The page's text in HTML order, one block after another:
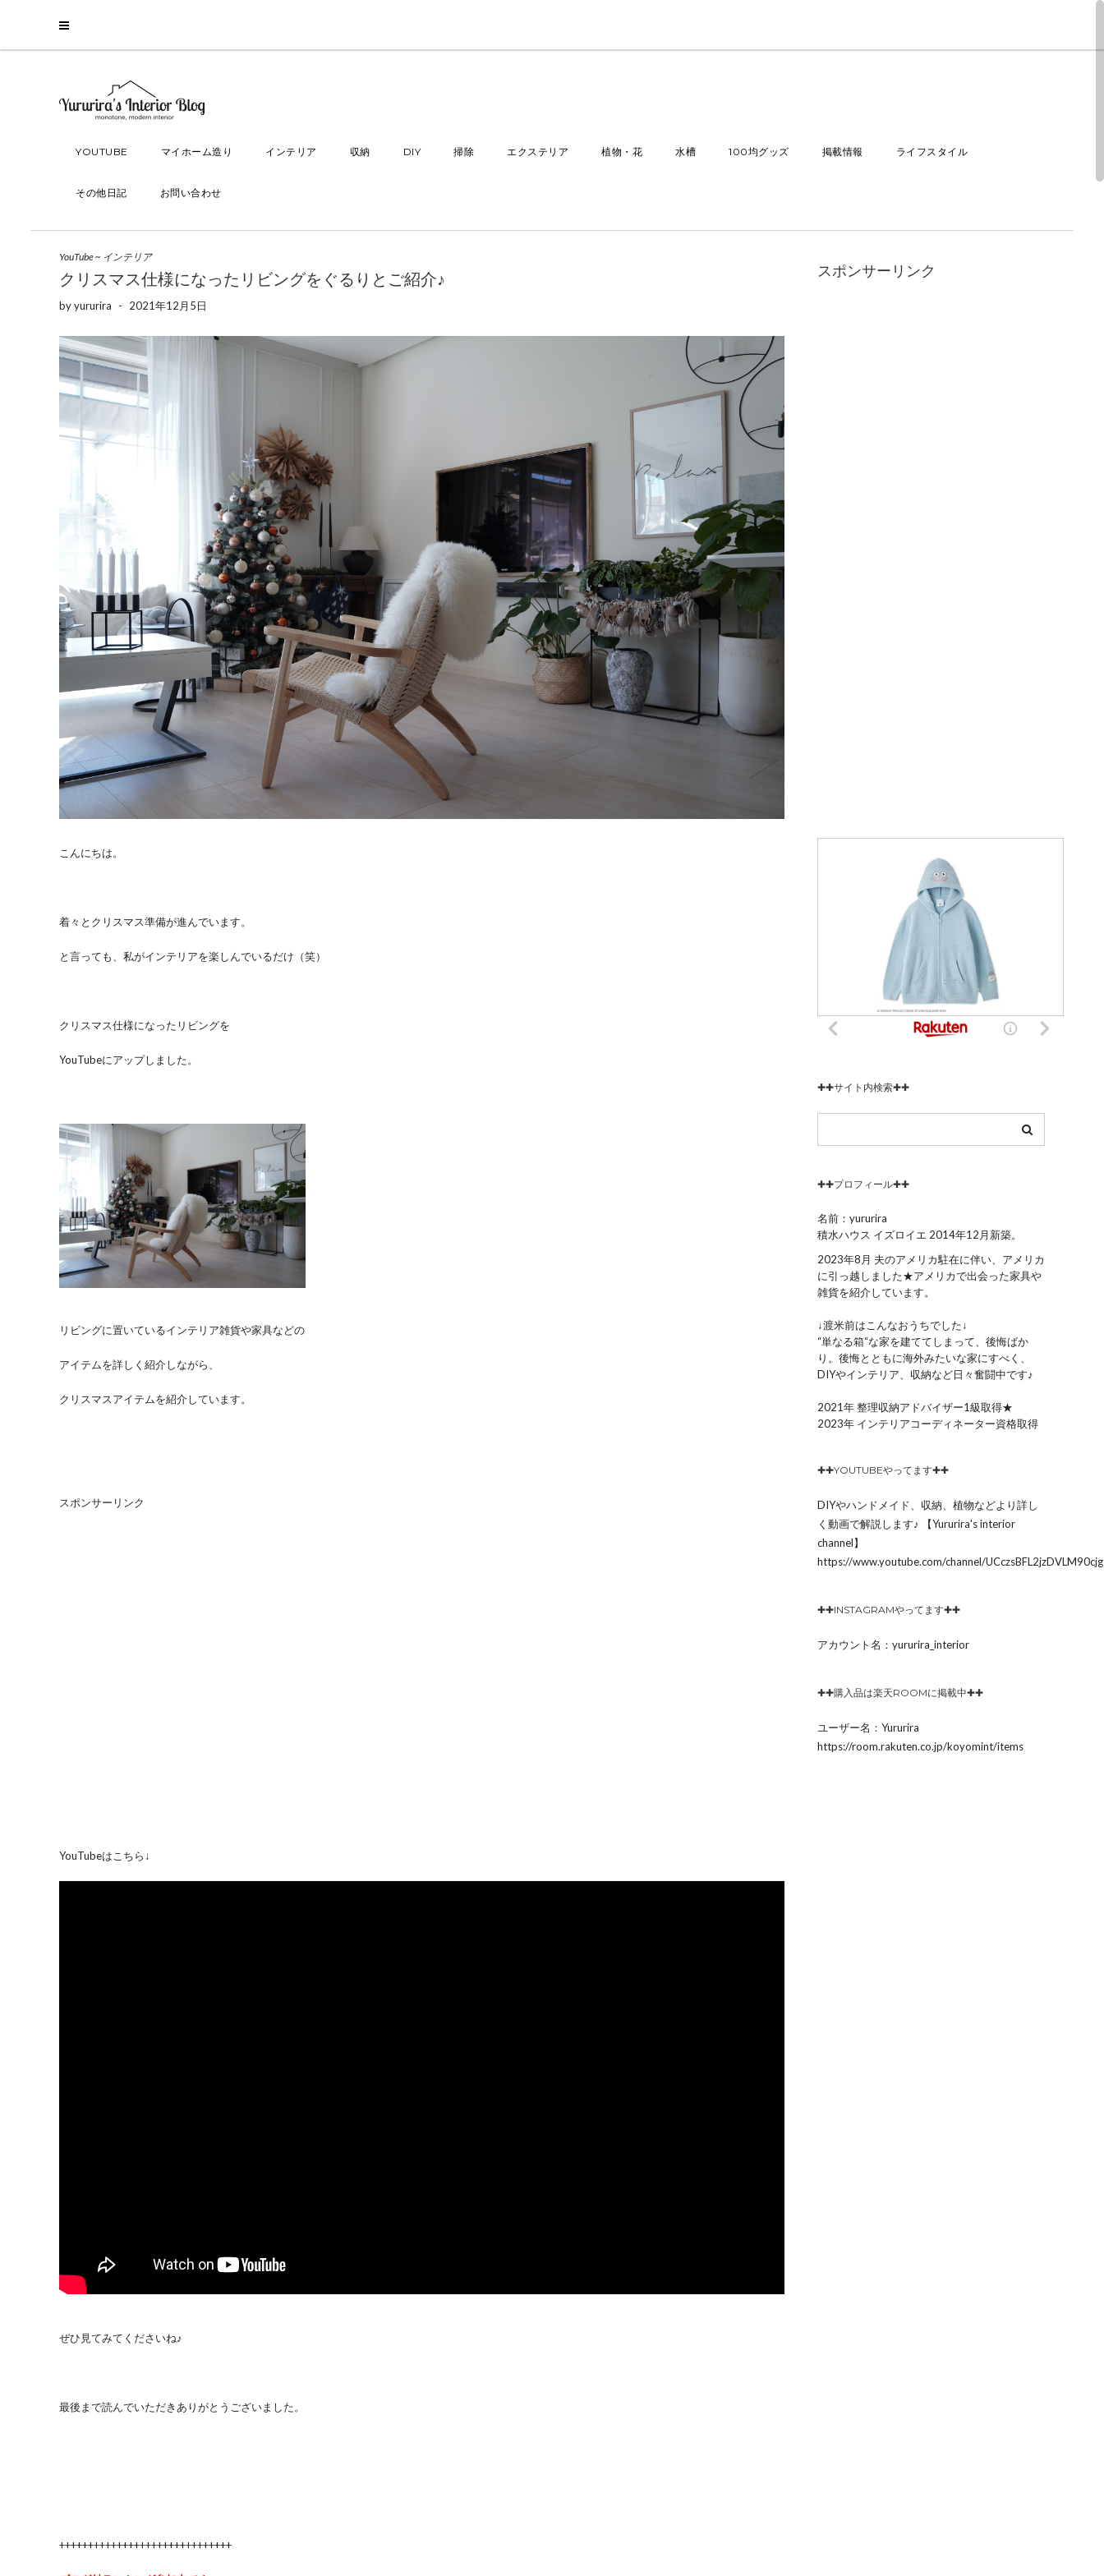
YOUTUBE マイホーム造り インテリア 収納 DIY 掃除 エクステリア 植物・花 水槽 100均グッズ 掲載情報 ライフスタイル
その他日記 お問い合わせ
YouTube~ インテリア
クリスマス仕様になったリビングをぐるりとご紹介♪
byyururira - 2021年12月5日
こんにちは。
着々とクリスマス準備が進んでいます。
と言っても、私がインテリアを楽しんでいるだけ（笑）
クリスマス仕様になったリビングを
YouTubeにアップしました。
リビングに置いているインテリア雑貨や家具などの
アイテムを詳しく紹介しながら、
クリスマスアイテムを紹介しています。
スポンサーリンク
YouTubeはこちら↓
ぜひ見てみてくださいね♪
最後まで読んでいただきありがとうございました。
++++++++++++++++++++++++++++++
スポンサーリンク
✚✚サイト内検索✚✚
✚✚プロフィール✚✚
名前：yururira
積水ハウス イズロイエ 2014年12月新築。
2023年8月 夫のアメリカ駐在に伴い、アメリカ
に引っ越しました★アメリカで出会った家具や
雑貨を紹介しています。
↓渡米前はこんなおうちでした↓
“単なる箱“な家を建ててしまって、後悔ばか
り。後悔とともに海外みたいな家にすべく、
DIYやインテリア、収納など日々奮闘中です♪
2021年 整理収納アドバイザー1級取得★
2023年 インテリアコーディネーター資格取得
✚✚YOUTUBEやってます✚✚
DIYやハンドメイド、収納、植物などより詳し
く動画で解説します♪ 【Yururira's interior
channel】
https://www.youtube.com/channel/
✚✚INSTAGRAMやってます✚✚
アカウント名：yururira_interior
✚✚購入品は楽天ROOMに掲載中✚✚
ユーザー名：Yururira
https://room.rakuten.co.jp/koyomint/items